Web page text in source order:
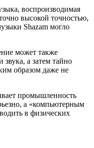
воспроизводимая
высокой точностью,
Shazam могло
может также
звука, а затем тайно
образом даже не
промышленность
а «компьютерным
в физических